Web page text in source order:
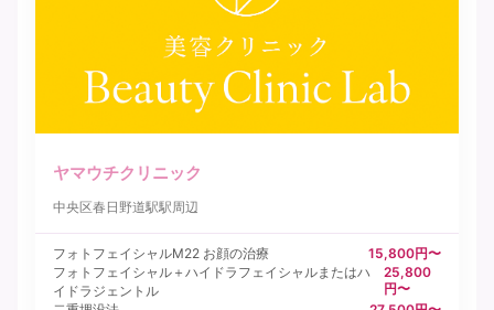
ヤマウチクリニック
中央区春日野道駅駅周辺
フォトフェイシャルM22 お顔の治療
15,800円〜
フォトフェイシャル＋ハイドラフェイシャルまたはハ
イドラジェントル
25,800
円〜